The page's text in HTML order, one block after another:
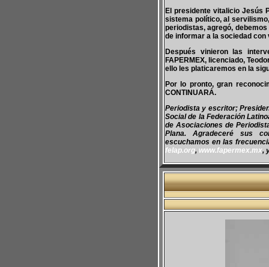
El presidente vitalicio Jesús
sistema político, al
periodistas, agregó,
de informar a la sociedad con
Después vinieron las
FAPERMEX, licenciado,
ello les platicaremos en la
Por lo pronto, gran
CONTINUARÁ.
Periodista y escritor;
Social de la Federación
de Asociaciones de
Plana. Agradeceré sus
escuchamos en las
felap.org, www.fapermex.mx,